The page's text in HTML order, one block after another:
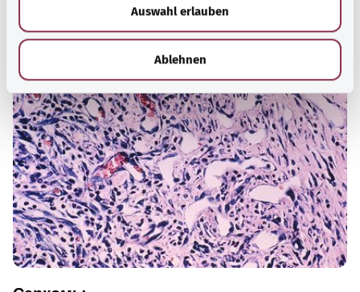
Auswahl erlauben
Ablehnen
Для хорошей осведомленности
Другие статьи